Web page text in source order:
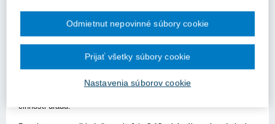
každý prípad posudzovať jednotlivo a vo všetkých súvislostiach.
ÚVO sa už problematike uzatvárania dodatkov k zmluvám
uzavretým na základe výsledku verejného obstarávania venoval
v podcaste z 10. mája 2021. JUDr. Slávka Byrtusová z Odboru
dohľadu naň v našom najnovšom podcaste nadväzuje a venuje sa
činnosti úradu.
Nastavenia súborov cookie
Odmietnut nepovinné súbory cookie
Prijať všetky súbory cookie